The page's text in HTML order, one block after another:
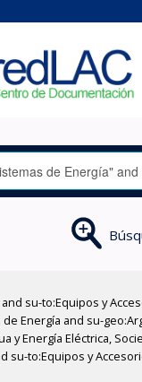
su-to:Equipos y
Energía and su-
y Energía Eléctrica,
to:Equipos y